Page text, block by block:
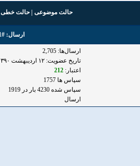
حالت موضوعی حالت خطی
ارسال: #1
ارسال‌ها: 2,705
تاریخ عضویت: ۱۲ ارديبهشت ۱۳۹۰
اعتبار: 212
سپاس ها 1757
سپاس شده 4230 بار در 1919
ارسال